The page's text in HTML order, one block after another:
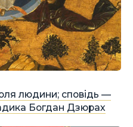
людини; сповідь —
Богдан Дзюрах